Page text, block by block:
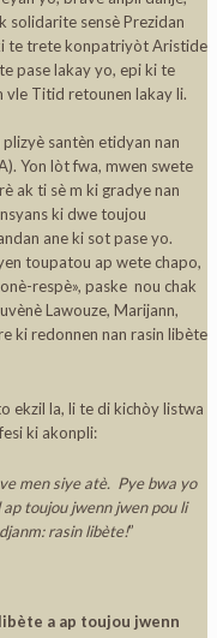
solidarite sensè Prezidan
te trete konpatriyòt Aristide
pase lakay yo, epi ki te
vle Titid retounen lakay li.
santèn etidyan nan
Yon lòt fwa, mwen swete
ak ti sè m ki gradye nan
ki dwe toujou
ane ki sot pase yo.
toupatou ap wete chapo,
respè», paske nou chak
Lawouze, Marijann,
ki redonnen nan rasin libète
ekzil la, li te di kichòy listwa
ki akonpli:
men siye atè. Pye bwa yo
toujou jwenn jwen pou li
rasin libète!”
a ap toujou jwenn